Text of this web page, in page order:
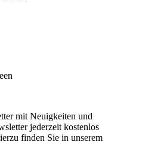
mit Neuigkeiten und
jederzeit kostenlos
finden Sie in unserem